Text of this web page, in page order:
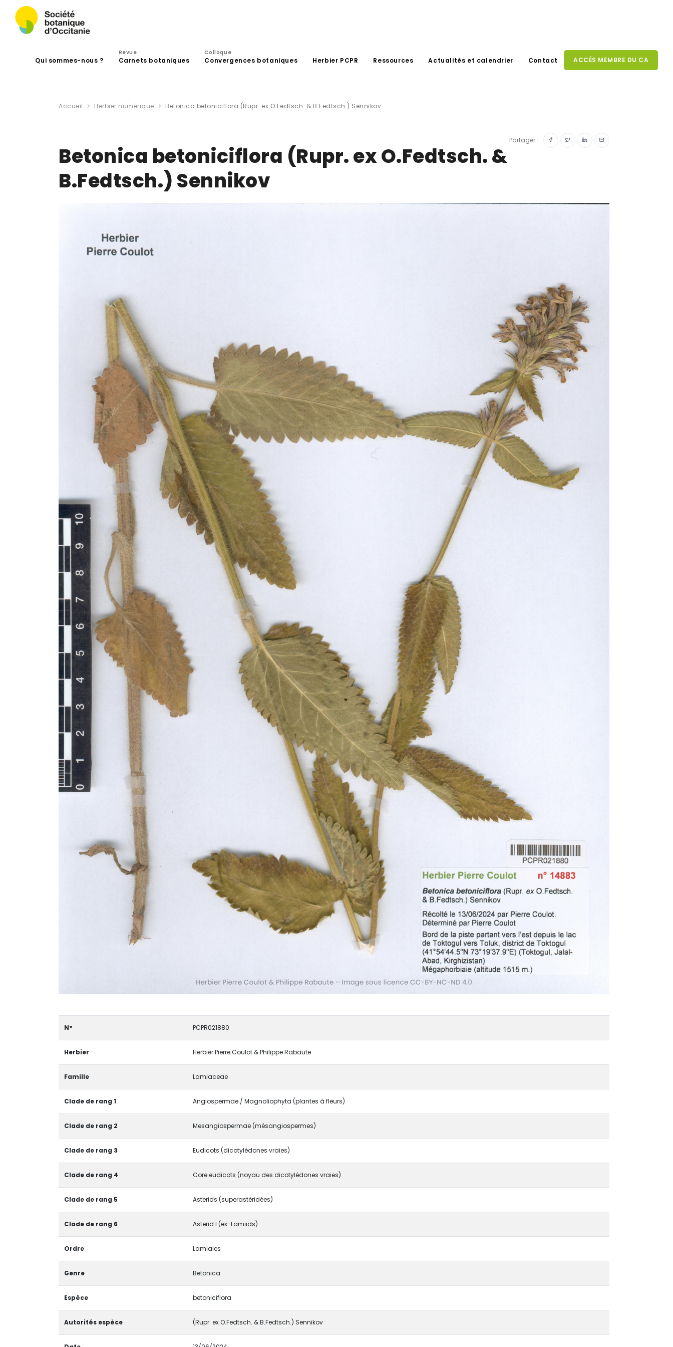
Qui sommes-nous ?
Revue
Carnets botaniques
Colloque
Convergences botaniques Herbier PCPR Ressources Actualités et calendrier Contact ACCÈS MEMBRE DU CA
Accueil Herbier numérique Betonica betoniciflora (Rupr. ex O.Fedtsch. & B.Fedtsch.) Sennikov
Partager :
Betonica betoniciflora (Rupr. ex O.Fedtsch. &
B.Fedtsch.) Sennikov
N° PCPR021880
Herbier Herbier Pierre Coulot & Philippe Rabaute
Famille Lamiaceae
Clade de rang 1 Angiospermae / Magnoliophyta (plantes à fleurs)
Clade de rang 2 Mesangiospermae (mésangiospermes)
Clade de rang 3 Eudicots (dicotylédones vraies)
Clade de rang 4 Core eudicots (noyau des dicotylédones vraies)
Clade de rang 5 Asterids (superastéridées)
Clade de rang 6 Asterid I (ex-Lamiids)
Ordre Lamiales
Genre Betonica
Espèce betoniciflora
Autorités espèce (Rupr. ex O.Fedtsch. & B.Fedtsch.) Sennikov